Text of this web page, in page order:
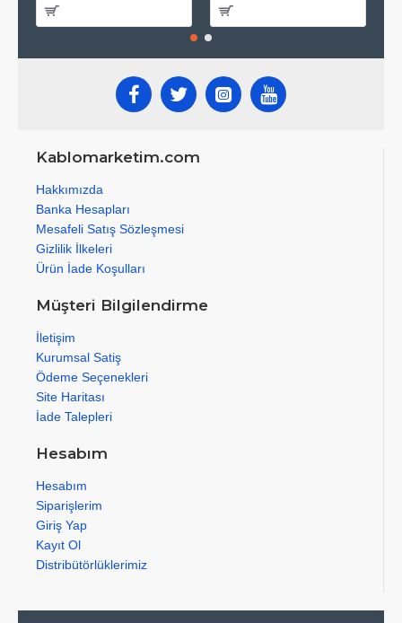
Kablomarketim.com
Hakkımızda
Banka Hesapları
Mesafeli Satış Sözleşmesi
Gizlilik İlkeleri
Ürün İade Koşulları
Müşteri Bilgilendirme
İletişim
Kurumsal Satiş
Ödeme Seçenekleri
Site Haritası
İade Talepleri
Hesabım
Hesabım
Siparişlerim
Giriş Yap
Kayıt Ol
Distribütörlüklerimiz